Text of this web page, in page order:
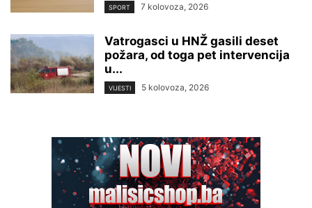
SPORT 7 kolovoza, 2026
Vatrogasci u HNŽ gasili deset
požara, od toga pet intervencija
u...
VIJESTI 5 kolovoza, 2026